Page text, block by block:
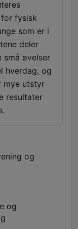
fysisk
som er i
deler
små øvelser
hverdag, og
mye utstyr
resultater
og
og